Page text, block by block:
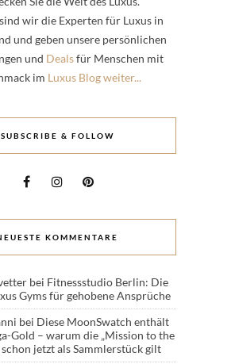
wir die Experten für Luxus in
und geben unsere persönlichen
und Dealsfür Menschen mit
im Luxus Blog weiter...
SUBSCRIBE & FOLLOW
KOMMENTARE
bei Fitnessstudio Berlin: Die
Gyms für gehobene Ansprüche
bei Diese MoonSwatch enthält
Gold – warum die „Mission to the
jetzt als Sammlerstück gilt